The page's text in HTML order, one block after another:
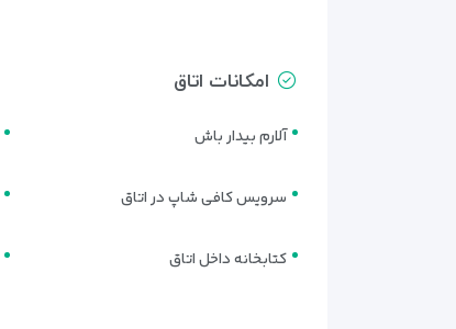
امکانات اتاق
آلارم بیدار باش
سرویس کافی شاپ در اتاق
کتابخانه داخل اتاق